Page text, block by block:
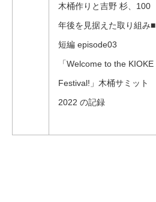
木桶作りと吉野 杉、100
年後を見据えた取り組み■
短編 episode03
「Welcome to the KIOKE
Festival!」木桶サミット
2022 の記録